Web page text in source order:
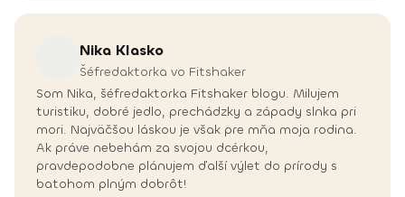
Nika Klasko
Šéfredaktorka vo Fitshaker
Som Nika, šéfredaktorka Fitshaker blogu. Milujem
turistiku, dobré jedlo, prechádzky a západy slnka pri
mori. Najväčšou láskou je však pre mňa moja rodina.
Ak práve nebehám za svojou dcérkou,
pravdepodobne plánujem ďalší výlet do prírody s
batohom plným dobrôt!